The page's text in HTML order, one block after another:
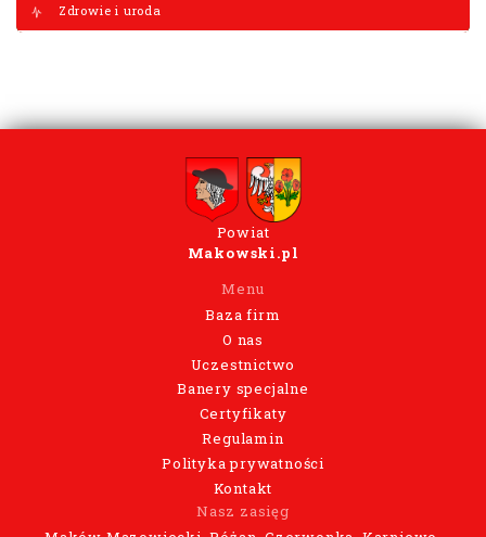
Zdrowie i uroda
Powiat
Makowski.pl
Menu
Baza firm
O nas
Uczestnictwo
Banery specjalne
Certyfikaty
Regulamin
Polityka prywatności
Kontakt
Nasz zasięg